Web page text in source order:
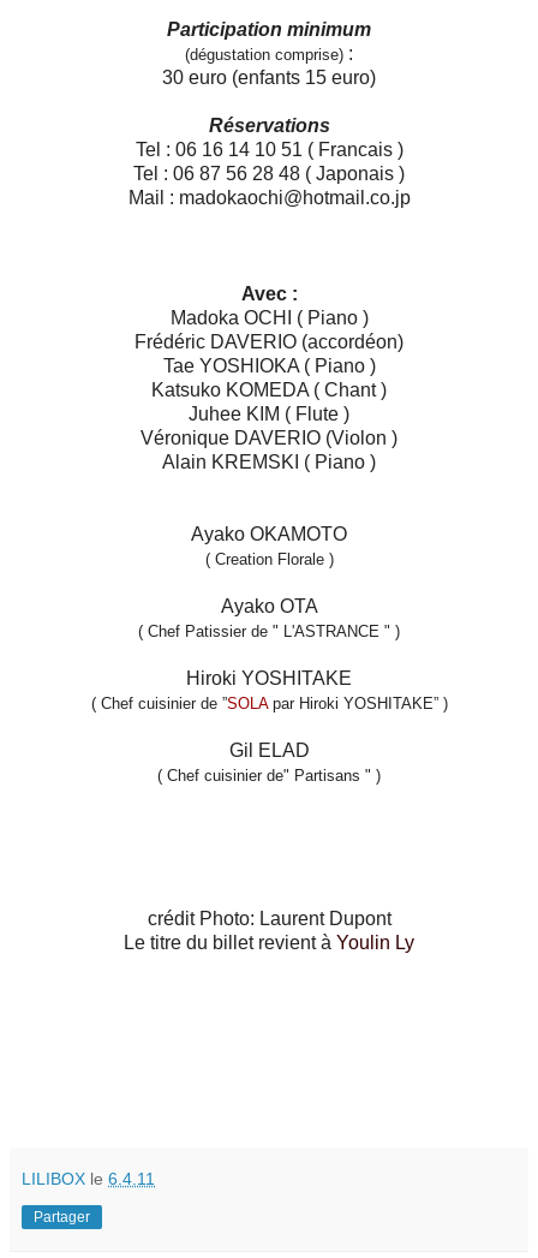
Participation minimum
(dégustation comprise) :
30 euro (enfants 15 euro)
Réservations
Tel : 06 16 14 10 51 ( Francais )
Tel : 06 87 56 28 48 ( Japonais )
Mail : madokaochi@hotmail.co.jp
Avec :
Madoka OCHI ( Piano )
Frédéric DAVERIO (accordéon)
Tae YOSHIOKA ( Piano )
Katsuko KOMEDA ( Chant )
Juhee KIM ( Flute )
Véronique DAVERIO (Violon )
Alain KREMSKI ( Piano )
Ayako OKAMOTO
( Creation Florale )
Ayako OTA
( Chef Patissier de " L'ASTRANCE " )
Hiroki YOSHITAKE
( Chef cuisinier de ”SOLApar Hiroki YOSHITAKE” )
Gil ELAD
( Chef cuisinier de" Partisans " )
crédit Photo: Laurent Dupont
Le titre du billet revient à Youlin Ly
LILIBOX le 6.4.11
Partager